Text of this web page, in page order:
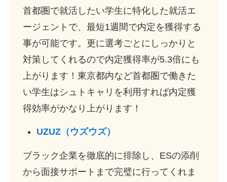
首都圏で就活したい学生に特化した就活エ
ージェントで、最短1週間で内定を獲得する
事が可能です。更に選考ごとにしっかりと
対策してくれるので内定獲得率が5.3倍にも
上がります！東京都内など首都圏で働きた
い学生はシュトキャリを利用すれば内定獲
得効率がかなり上がります！
UZUZ（ウズウズ）
ブラック企業を徹底的に排除し、ESの添削
から面接サポートまで完璧に行ってくれま